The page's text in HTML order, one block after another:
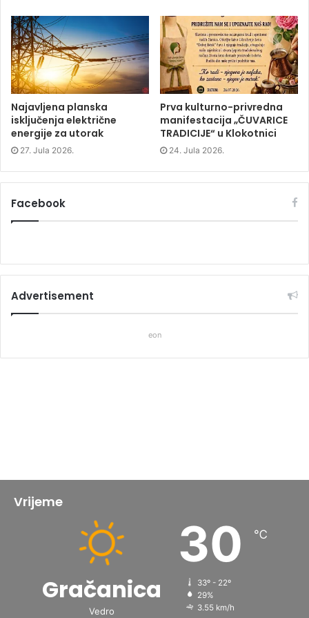
i
n
d
o
w
)
n
d
o
w
)
i
d
o
w
)
Najavljena planska
isključenja električne
energije za utorak
27. Jula 2026.
Prva kulturno-privredna
manifestacija „ČUVARICE
TRADICIJE“ u Klokotnici
24. Jula 2026.
Facebook
Advertisement
eon
Vrijeme
Gračanica
Vedro
30 ℃
33º - 22º
29%
3.55 km/h